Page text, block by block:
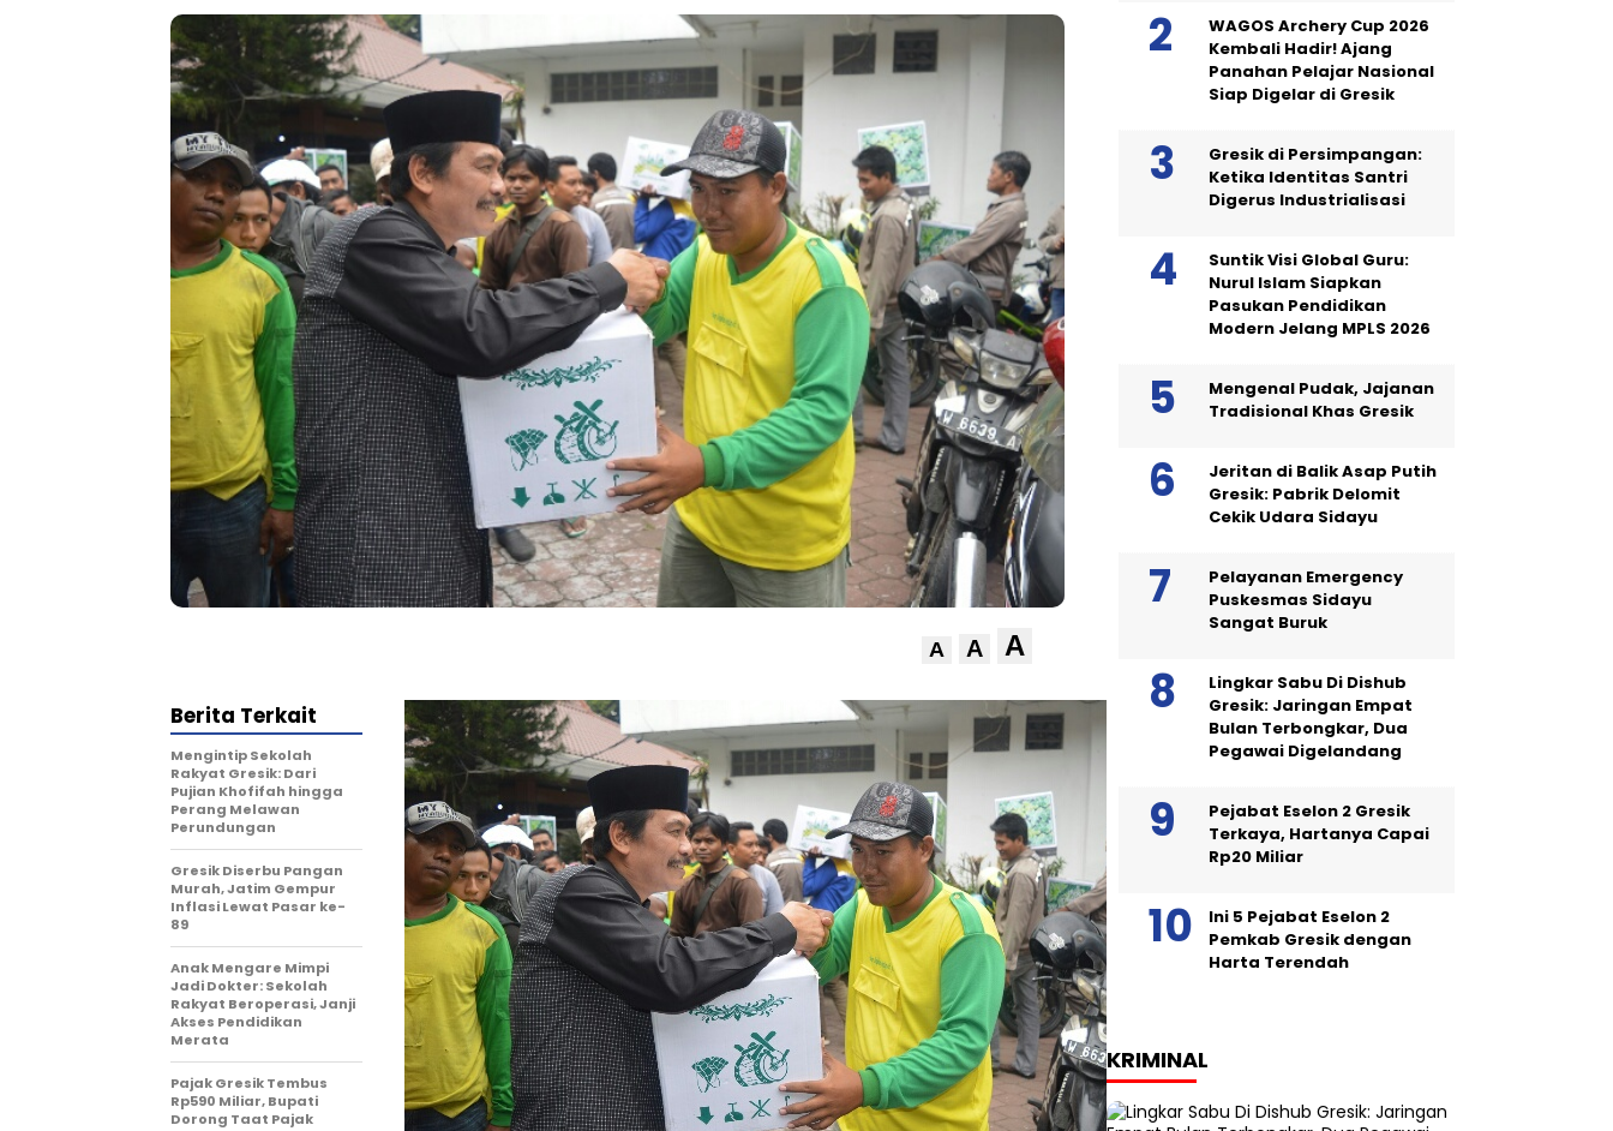
A A A
Berita Terkait
Mengintip Sekolah
Rakyat Gresik: Dari
Pujian Khofifah hingga
Perang Melawan
Perundungan
Gresik Diserbu Pangan
Murah, Jatim Gempur
Inflasi Lewat Pasar ke-
89
Anak Mengare Mimpi
Jadi Dokter: Sekolah
Rakyat Beroperasi, Janji
Akses Pendidikan
Merata
Pajak Gresik Tembus
Rp590 Miliar, Bupati
Dorong Taat Pajak
WAGOS Archery Cup 2026
Kembali Hadir! Ajang
Panahan Pelajar Nasional
Siap Digelar di Gresik
Gresik di Persimpangan:
Ketika Identitas Santri
Digerus Industrialisasi
Suntik Visi Global Guru:
Nurul Islam Siapkan
Pasukan Pendidikan
Modern Jelang MPLS 2026
Mengenal Pudak, Jajanan
Tradisional Khas Gresik
Jeritan di Balik Asap Putih
Gresik: Pabrik Delomit
Cekik Udara Sidayu
Pelayanan Emergency
Puskesmas Sidayu
Sangat Buruk
Lingkar Sabu Di Dishub
Gresik: Jaringan Empat
Bulan Terbongkar, Dua
Pegawai Digelandang
Pejabat Eselon 2 Gresik
Terkaya, Hartanya Capai
Rp20 Miliar
Ini 5 Pejabat Eselon 2
Pemkab Gresik dengan
Harta Terendah
KRIMINAL